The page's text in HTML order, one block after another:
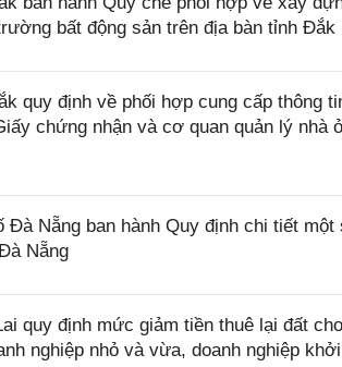
bất động sản trên địa bàn tỉnh Đắk
quy định về phối hợp cung cấp thông
chứng nhận và cơ quan quản lý nhà
Nẵng ban hành Quy định chi tiết một
Nẵng
quy định mức giảm tiền thuê lại đất cho
nghiệp nhỏ và vừa, doanh nghiệp khởi